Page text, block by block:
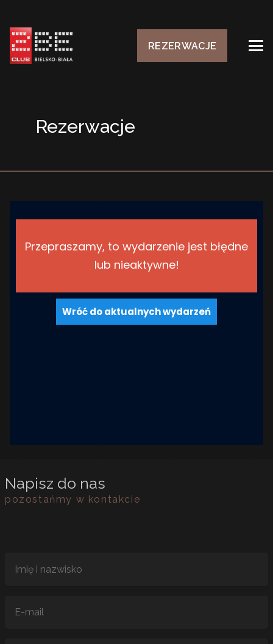
REZERWACJE
Rezerwacje
Przepraszamy, to wydarzenie jest błędne
lub nieaktywne!
Wróć do aktualnych wydarzeń
Napisz do nas
pozostańmy w kontakcie